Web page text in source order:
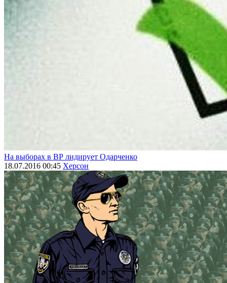
На выборах в ВР лидирует Одарченко
18.07.2016 00:45 Херсон